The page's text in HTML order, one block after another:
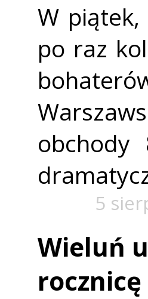
W
po raz
obchody
5
Wieluń